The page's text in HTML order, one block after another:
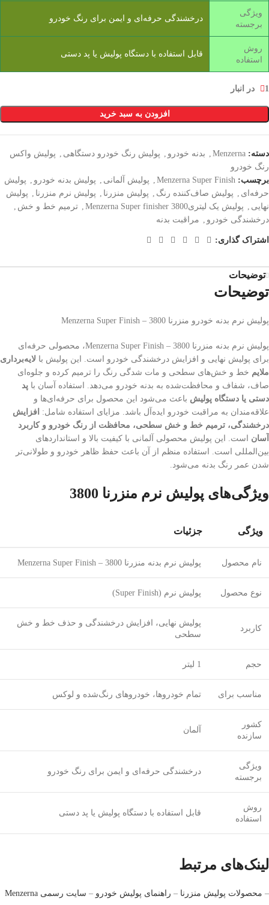
ویژگی
برجسته
درخشندگی حرفه‌ای و ایمن برای رنگ خودرو
روش
استفاده
قابل استفاده با دستگاه پولیش یا پد دستی
1 در انبار
افزودن به سبد خرید
دسته: Menzerna بدنه خودرو پولیش رنگ خودرو دستگاهی
پولیش واکس
رنگ خودرو
برچسب: Menzerna Super Finish پولیش آلمانی پولیش بدنه خودرو
پولیش
حرفه‌ای
پولیش صاف‌کننده رنگ پولیش منزرنا پولیش نرم منزرنا
پولیش
نهایی
پولیش یک لیتریMenzerna Super finisher 3800 ترمیم خط و خش
درخشندگی خودرو
مراقبت بدنه
اشتراک گذاری:
توضیحات
توضیحات
پولیش نرم بدنه خودرو منزرنا 3800 – Menzerna Super Finish
پولیش نرم بدنه منزرنا 3800 – Menzerna Super Finish، محصولی حرفه‌ای
برای پولیش نهایی و افزایش درخشندگی خودرو است. این پولیش با لایه‌برداری
ملایم خط و خش‌های سطحی و مات شدگی رنگ را ترمیم کرده و جلوه‌ای
صاف، شفاف و محافظت‌شده به بدنه خودرو می‌دهد. استفاده آسان با پد
دستی یا دستگاه پولیش باعث می‌شود این محصول برای حرفه‌ای‌ها و
علاقه‌مندان به مراقبت خودرو ایده‌آل باشد. مزایای استفاده شامل: افزایش
درخشندگی، ترمیم خط و خش سطحی، محافظت از رنگ خودرو و کاربرد
آسان است. این پولیش محصولی آلمانی با کیفیت بالا و استانداردهای
بین‌المللی است. استفاده منظم از آن باعث حفظ ظاهر خودرو و طولانی‌تر
شدن عمر رنگ بدنه می‌شود.
ویژگی‌های پولیش نرم منزرنا 3800
ویژگی جزئیات
نام محصول پولیش نرم بدنه منزرنا 3800 – Menzerna Super Finish
نوع محصول پولیش نرم (Super Finish)
کاربرد
پولیش نهایی، افزایش درخشندگی و حذف خط و خش
سطحی
حجم 1 لیتر
مناسب برای تمام خودروها، خودروهای رنگ‌شده و لوکس
کشور
سازنده
آلمان
ویژگی
برجسته
درخشندگی حرفه‌ای و ایمن برای رنگ خودرو
روش
استفاده
قابل استفاده با دستگاه پولیش یا پد دستی
لینک‌های مرتبط
– محصولات پولیش منزرنا – راهنمای پولیش خودرو – سایت رسمی Menzerna